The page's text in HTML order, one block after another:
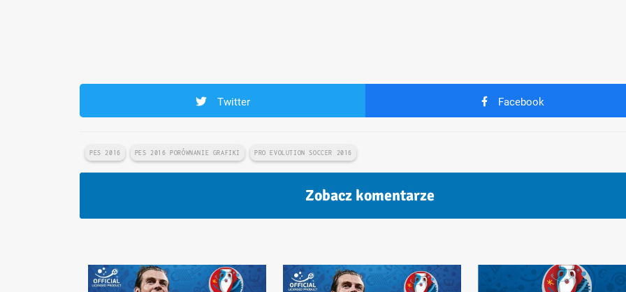
Twitter Facebook
PES 2016 PES 2016 PORÓWNANIE GRAFIKI PRO EVOLUTION SOCCER 2016
Zobacz komentarze